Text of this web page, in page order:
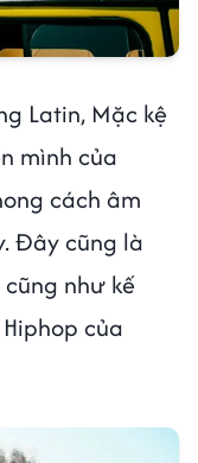
Latin, Mặc kệ
mình của
cách âm
Đây cũng là
như kế
của